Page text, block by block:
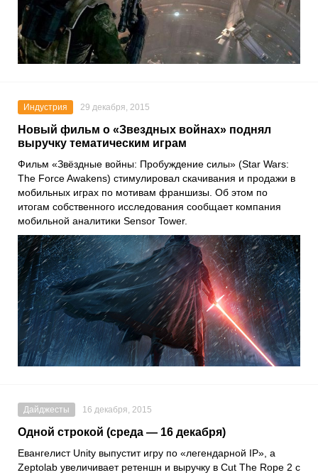
Индустрия 29 декабря, 2015
Новый фильм о «Звездных войнах» поднял
выручку тематическим играм
Фильм «Звёздные войны: Пробуждение силы» (Star Wars:
The Force Awakens) стимулировал скачивания и продажи в
мобильных играх по мотивам франшизы. Об этом по
итогам собственного исследования сообщает компания
мобильной аналитики Sensor Tower.
Дайджесты 16 декабря, 2015
Одной строкой (среда — 16 декабря)
Евангелист Unity выпустит игру по «легендарной IP», а
Zeptolab увеличивает ретеншн и выручку в Cut The Rope 2 с